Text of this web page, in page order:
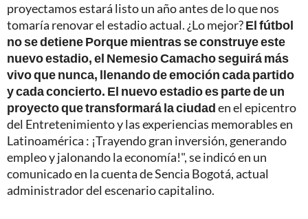
proyectamos estará listo un año antes de lo que nos
tomaría renovar el estadio actual. ¿Lo mejor?El fútbol
no se detiene Porque mientras se construye este
nuevo estadio, el Nemesio Camacho seguirá más
vivo que nunca, llenando de emoción cada partido
y cada concierto. El nuevo estadio es parte de un
proyecto que transformará la ciudaden el epicentro
del Entretenimiento y las experiencias memorables en
Latinoamérica : ¡Trayendo gran inversión, generando
empleo y jalonando la economía!", se indicó en un
comunicado en la cuenta de Sencia Bogotá, actual
administrador del escenario capitalino.